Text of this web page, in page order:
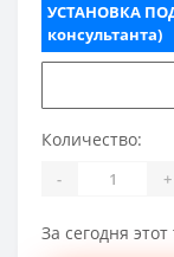
УСТАНОВКА
консультанта)
Количество:
- +
За сегодня